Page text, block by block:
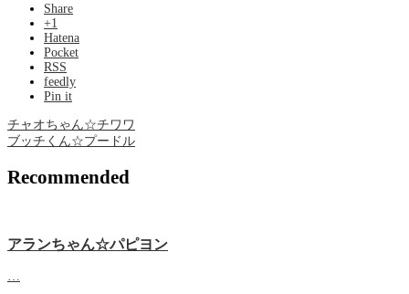
Share
+1
Hatena
Pocket
RSS
feedly
Pin it
チャオちゃん☆チワワ
ブッチくん☆プードル
Recommended
アランちゃん☆パピヨン